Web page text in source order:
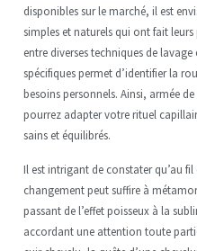
disponibles sur le marché, il est
simples et naturels qui ont fait
entre diverses techniques de
spécifiques permet d’identifier la
besoins personnels. Ainsi, armée
pourrez adapter votre rituel
sains et équilibrés.
Il est intrigant de constater qu’au
changement peut suffire à
passant de l’effet poisseux à la
accordant une attention toute